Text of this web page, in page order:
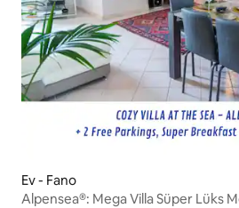
Ev - Fano
Alpensea®: Mega Villa Süper Lüks